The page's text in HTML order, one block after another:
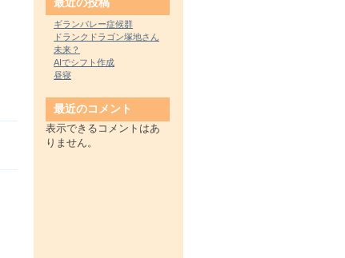
ギランバレー症候群
ドランクドラゴン塚地さん
未来？
AIでシフト作成
昼寝
最近のコメント
表示できるコメントはあ
りません。